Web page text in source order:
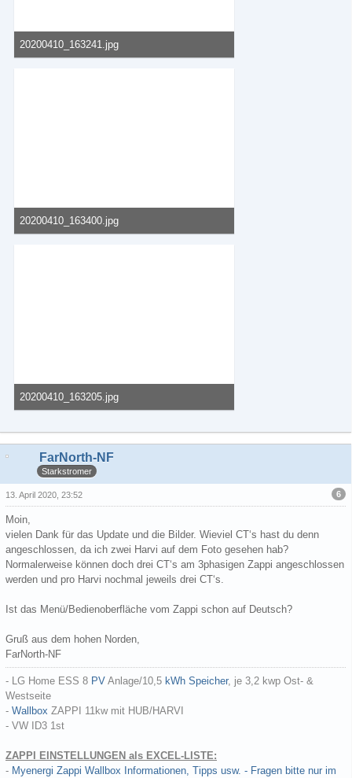
20200410_163241.jpg
55,37 kB, 400×600, 90 mal angesehen
20200410_163400.jpg
57,46 kB, 800×548, 136 mal angesehen
20200410_163205.jpg
66,97 kB, 800×512, 104 mal angesehen
FarNorth-NF
Starkstromer
6
13. April 2020, 23:52
Moin,
vielen Dank für das Update und die Bilder. Wieviel CT‘s hast du denn
angeschlossen, da ich zwei Harvi auf dem Foto gesehen hab?
Normalerweise können doch drei CT‘s am 3phasigen Zappi angeschlossen
werden und pro Harvi nochmal jeweils drei CT‘s.
Ist das Menü/Bedienoberfläche vom Zappi schon auf Deutsch?
Gruß aus dem hohen Norden,
FarNorth-NF
- LG Home ESS 8 PV Anlage/10,5 kWh Speicher, je 3,2 kwp Ost- &
Westseite
- Wallbox ZAPPI 11kw mit HUB/HARVI
- VW ID3 1st
ZAPPI EINSTELLUNGEN als EXCEL-LISTE:
- Myenergi Zappi Wallbox Informationen, Tipps usw. - Fragen bitte nur im